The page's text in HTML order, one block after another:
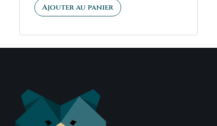
Ajouter au panier